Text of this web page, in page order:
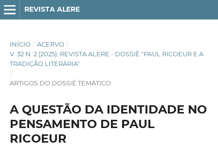
REVISTA ALERE
INÍCIO / ACERVO /
V. 32 N. 2 (2025): REVISTA ALERE - DOSSIÊ "PAUL RICOEUR E A
TRADIÇÃO LITERÁRIA"
/
ARTIGOS DO DOSSIÊ TEMÁTICO
A QUESTÃO DA IDENTIDADE NO
PENSAMENTO DE PAUL
RICOEUR